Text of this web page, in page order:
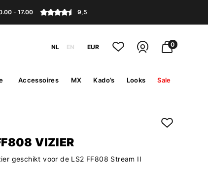
- 17.00 9,5
NL EN EUR 0
Accessoires MX Kado’s Looks Sale
VIZIER
geschikt voor de LS2 FF808 Stream II